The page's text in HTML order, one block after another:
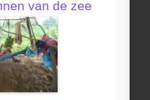
van de zee